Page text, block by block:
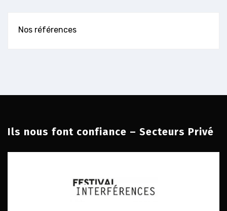
Nos références
Ils nous font confiance – Secteurs Privé